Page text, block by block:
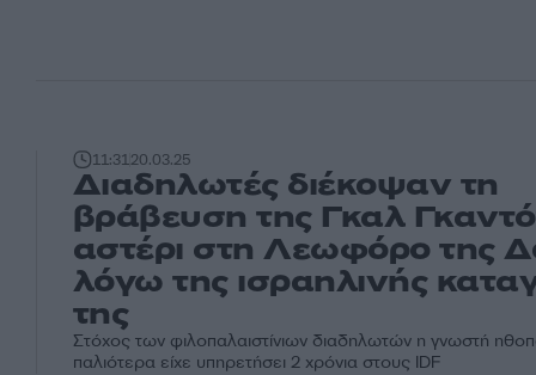
11:3120.03.25
Διαδηλωτές διέκοψαν τη
βράβευση της Γκαλ
αστέρι στη Λεωφόρο της
λόγω της ισραηλινής
της
Στόχος των φιλοπαλαιστίνιων διαδηλωτών η γνωστή
παλιότερα είχε υπηρετήσει 2 χρόνια στους IDF